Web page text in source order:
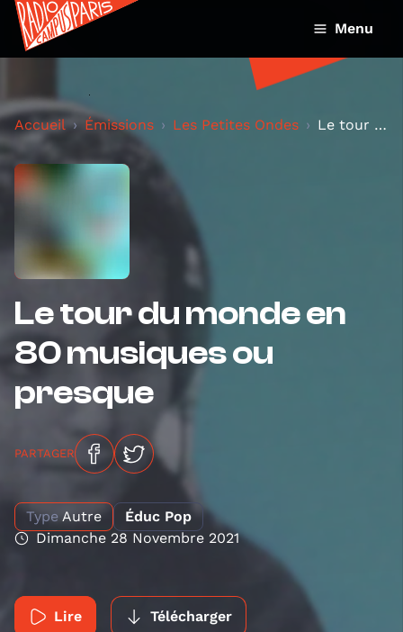
Menu
Accueil Émissions Les Petites Ondes Le tour du monde en 80 musiques ou presque
Le tour du monde en
80 musiques ou
presque
PARTAGER
Type Autre
Éduc Pop
Dimanche 28 Novembre 2021
Lire Télécharger